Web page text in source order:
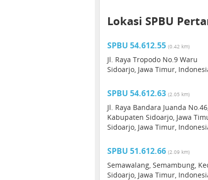
Lokasi SPBU
SPBU 54.612.55 (0.42 km)
Jl. Raya Tropodo No.9 Waru
Sidoarjo, Jawa Timur,
SPBU 54.612.63 (2.05 km)
Jl. Raya Bandara Juanda
Kabupaten Sidoarjo, Jawa
Sidoarjo, Jawa Timur,
SPBU 51.612.66 (2.09 km)
Semawalang, Semambung,
Sidoarjo, Jawa Timur,